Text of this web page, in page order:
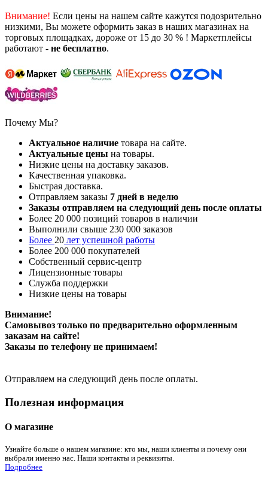
Внимание! Если цены на нашем сайте кажутся подозрительно
низкими, Вы можете оформить заказ в наших магазинах на
торговых площадках, дороже от 15 до 30 % ! Маркетплейсы
работают - не бесплатно.
Почему Мы?
Актуальное наличие товара на сайте.
Актуальные цены на товары.
Низкие цены на доставку заказов.
Качественная упаковка.
Быстрая доставка.
Отправляем заказы 7 дней в неделю
Заказы отправляем на следующий день после оплаты
Более 20 000 позиций товаров в наличии
Выполнили свыше 230 000 заказов
Более 20 лет успешной работы
Более 200 000 покупателей
Собственный сервис-центр
Лицензионные товары
Служба поддержки
Низкие цены на товары
Внимание!
Самовывоз только по предварительно оформленным
заказам на сайте!
Заказы по телефону не принимаем!
Отправляем на следующий день после оплаты.
Полезная информация
О магазине
Узнайте больше о нашем магазине: кто мы, наши клиенты и почему они
выбрали именно нас. Наши контакты и реквизиты.
Подробнее